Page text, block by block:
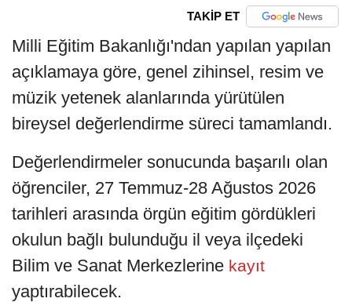
TAKİP ET
Milli Eğitim Bakanlığı'ndan yapılan yapılan
açıklamaya göre, genel zihinsel, resim ve
müzik yetenek alanlarında yürütülen
bireysel değerlendirme süreci tamamlandı.
Değerlendirmeler sonucunda başarılı olan
öğrenciler, 27 Temmuz-28 Ağustos 2026
tarihleri arasında örgün eğitim gördükleri
okulun bağlı bulunduğu il veya ilçedeki
Bilim ve Sanat Merkezlerine kayıt
yaptırabilecek.